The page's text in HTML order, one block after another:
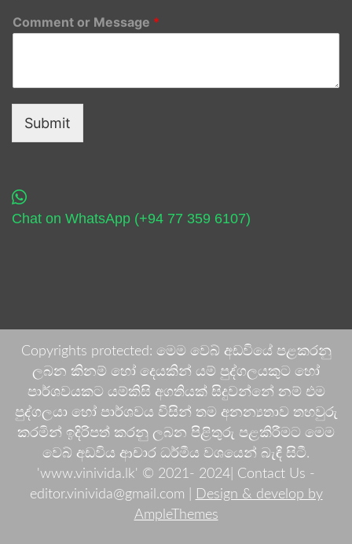
Comment or Message *
Submit
Chat on WhatsApp (+94 77 359 6107)
Copyrights protected: මෙම වෙබ් අඩවියේ පළකරනු
ලබන කිනම් හෝ දෙයකින් යම් පුද්ගලයකුට හෝ
පාර්ශවයකට යම්කිසි අගතියක් සිදුවන්නේ නම් එම
පුද්ගලයා හෝ පාර්ශවය විසින් තම අනන්‍යතාව තහවුරු
කරමින් ඉදිරිපත් කරනු ලබන පිළිතුරු පළකිරීමට මෙම
වෙබ් අඩවිය ආචාර ධර්මීය වශයෙන් බැඳී සිටී.
'www.vinivida.lk' © 2021- 2024| Contact Us -
editor.vinivida@gmail.com |
Design & develop by
AmpleThemes